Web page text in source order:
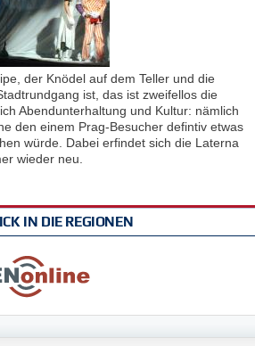
der Knödel auf dem Teller und die
ist, das ist zweifellos die
Abendunterhaltung und Kultur: nämlich
den einem Prag-Besucher defintiv etwas
würde. Dabei erfindet sich die Laterna
wieder neu.
IN DIE REGIONEN